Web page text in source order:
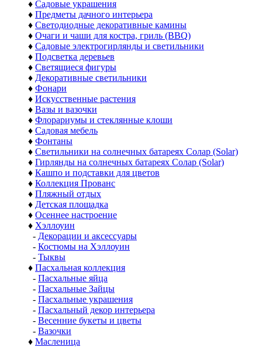
♦ Садовые украшения
♦ Предметы дачного интерьера
♦ Светодиодные декоративные камины
♦ Очаги и чаши для костра, гриль (BBQ)
♦ Садовые электрогирлянды и светильники
♦ Подсветка деревьев
♦ Светящиеся фигуры
♦ Декоративные светильники
♦ Фонари
♦ Искусственные растения
♦ Вазы и вазочки
♦ Флорариумы и стеклянные клоши
♦ Садовая мебель
♦ Фонтаны
♦ Светильники на солнечных батареях Солар (Solar)
♦ Гирлянды на солнечных батареях Солар (Solar)
♦ Кашпо и подставки для цветов
♦ Коллекция Прованс
♦ Пляжный отдых
♦ Детская площадка
♦ Осеннее настроение
♦ Хэллоуин
- Декорации и аксессуары
- Костюмы на Хэллоуин
- Тыквы
♦ Пасхальная коллекция
- Пасхальные яйца
- Пасхальные Зайцы
- Пасхальные украшения
- Пасхальный декор интерьера
- Весенние букеты и цветы
- Вазочки
♦ Масленица